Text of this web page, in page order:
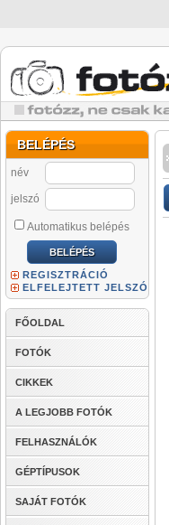
BELÉPÉS
név
jelszó
Automatikus belépés
REGISZTRÁCIÓ
ELFELEJTETT JELSZÓ
FŐOLDAL
FOTÓK
CIKKEK
A LEGJOBB FOTÓK
FELHASZNÁLÓK
GÉPTÍPUSOK
SAJÁT FOTÓK